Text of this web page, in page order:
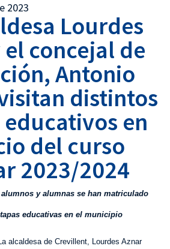
2023
Lourdes
el concejal de
Antonio
distintos
en
del curso
2023/2024
y alumnas se han matriculado
educativas en el municipio
alcaldesa de Crevillent, Lourdes Aznar